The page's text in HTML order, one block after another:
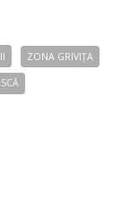
ZONA GRIVIȚA